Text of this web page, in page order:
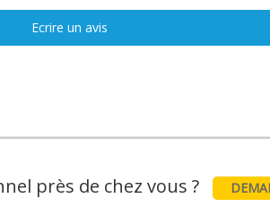
Ecrire un avis
près de chez vous ?